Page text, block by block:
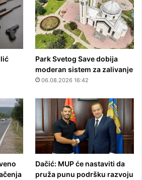
Park Svetog Save dobija
moderan sistem za zalivanje
06.08.2026 16:42
Dačić: MUP će nastaviti da
pruža punu podršku razvoju